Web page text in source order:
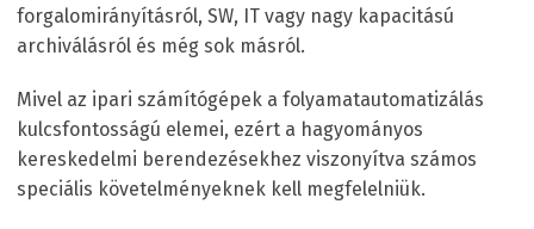
forgalomirányításról, SW, IT vagy nagy kapacitású
archiválásról és még sok másról.
Mivel az ipari számítógépek a folyamatautomatizálás
kulcsfontosságú elemei, ezért a hagyományos
kereskedelmi berendezésekhez viszonyítva számos
speciális követelményeknek kell megfelelniük.